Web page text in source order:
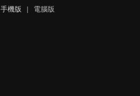
手機版
| 電腦版